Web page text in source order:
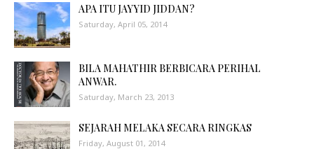
APA ITU JAYYID JIDDAN?
Saturday, April 05, 2014
BILA MAHATHIR BERBICARA PERIHAL
ANWAR.
Saturday, March 23, 2013
SEJARAH MELAKA SECARA RINGKAS
Friday, August 01, 2014